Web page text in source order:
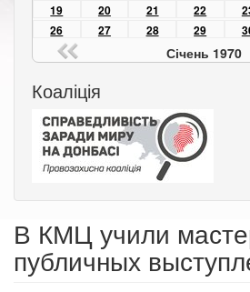
19
20 21 22
26
27 28 29
Січень 1970
Коаліція
В КМЦ учили
публичных